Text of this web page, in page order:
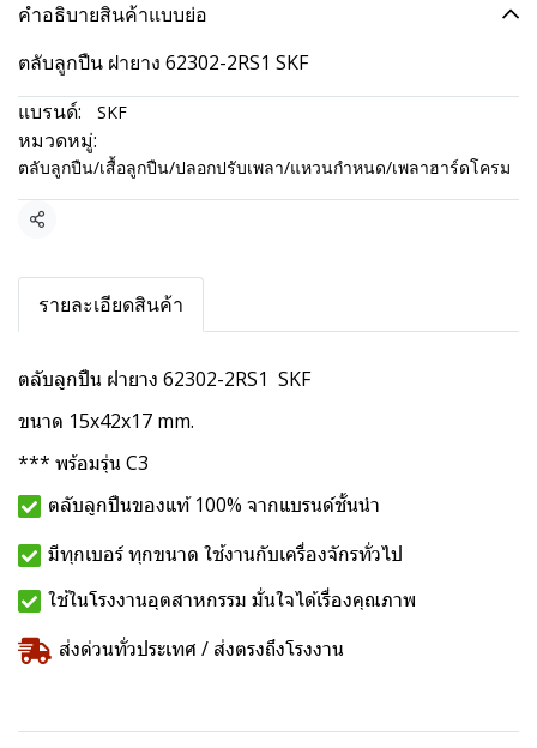
คำอธิบายสินค้าแบบย่อ
ตลับลูกปืน ฝายาง 62302-2RS1 SKF
แบรนด์:
SKF
หมวดหมู่:
ตลับลูกปืน/เสื้อลูกปืน/ปลอกปรับเพลา/แหวนกำหนด/เพลาฮาร์ดโครม
แชร์
รายละเอียดสินค้า
ตลับลูกปืน ฝายาง 62302-2RS1 SKF
ขนาด 15x42x17 mm.
*** พร้อมรุ่น C3
ตลับลูกปืนของแท้ 100% จากแบรนด์ชั้นนำ
มีทุกเบอร์ ทุกขนาด ใช้งานกับเครื่องจักรทั่วไป
ใช้ในโรงงานอุตสาหกรรม มั่นใจได้เรื่องคุณภาพ
ส่งด่วนทั่วประเทศ / ส่งตรงถึงโรงงาน